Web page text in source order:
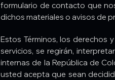
formulario de contacto que
dichos materiales o avisos de
Estos Términos, los derechos
servicios, se regirán,
internas de la República de
usted acepta que sean